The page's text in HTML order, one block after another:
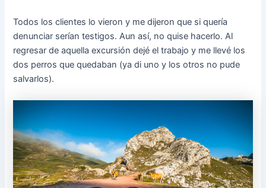
Todos los clientes lo vieron y me dijeron que si quería
denunciar serían testigos. Aun así, no quise hacerlo. Al
regresar de aquella excursión dejé el trabajo y me llevé los
dos perros que quedaban (ya di uno y los otros no pude
salvarlos).